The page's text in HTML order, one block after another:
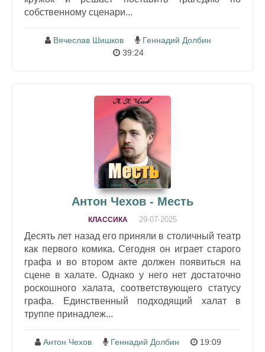
собственному сценари...
Вячеслав Шишков
Геннадий Долбин
39:24
Антон Чехов - Месть
КЛАССИКА 29-07-2025
Десять лет назад его приняли в столичный театр
как первого комика. Сегодня он играет старого
графа и во втором акте должен появиться на
сцене в халате. Однако у него нет достаточно
роскошного халата, соответствующего статусу
графа. Единственный подходящий халат в
труппе принадлеж...
Антон Чехов Геннадий Долбин 19:09